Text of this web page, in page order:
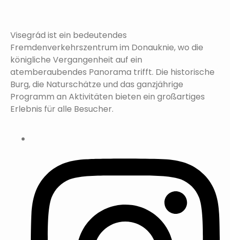
Visegrád ist ein bedeutendes
Fremdenverkehrszentrum im Donauknie, wo die
königliche Vergangenheit auf ein
atemberaubendes Panorama trifft. Die historische
Burg, die Naturschätze und das ganzjährige
Programm an Aktivitäten bieten ein großartiges
Erlebnis für alle Besucher.